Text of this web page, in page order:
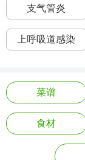
支气管炎
上呼吸道感染
菜谱
食材